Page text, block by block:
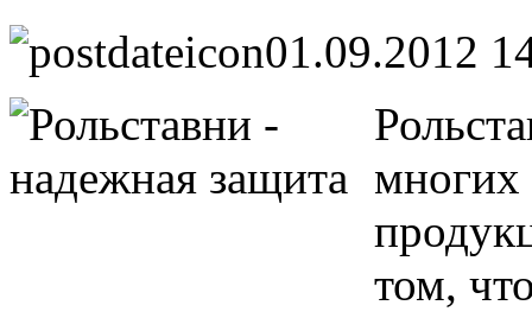
01.09.2012
многих
том,